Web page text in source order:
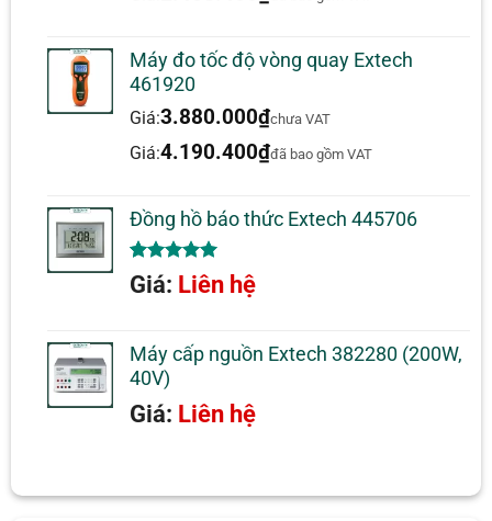
Máy đo tốc độ vòng quay Extech
461920
Giá:3.880.000₫chưa VAT
Giá:4.190.400₫đã bao gồm VAT
Đồng hồ báo thức Extech 445706
5.00trên 5
dựa trên
1
Giá: Liên hệ
Máy cấp nguồn Extech 382280 (200W,
40V)
Giá: Liên hệ